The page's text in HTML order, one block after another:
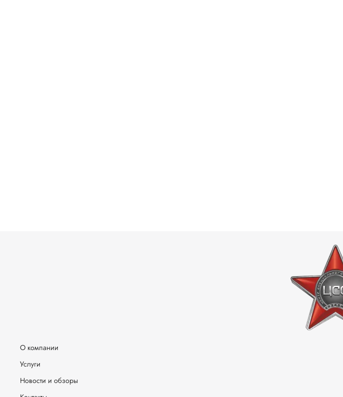
О компании
Услуги
Новости и обзоры